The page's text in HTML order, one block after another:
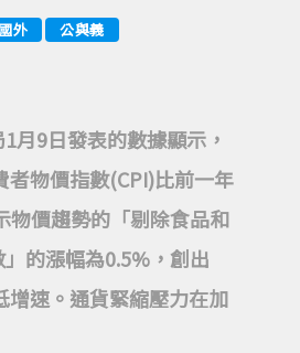
外 公與義
月9日發表的數據顯示，
者物價指數(CPI)比前一年
物價趨勢的「剔除食品和
的漲幅為0.5%，創出
增速。通貨緊縮壓力在加